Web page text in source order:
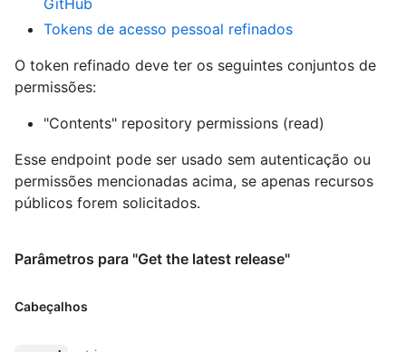
Tokens de acesso pessoal refinados
O token refinado deve ter os seguintes conjuntos de
permissões:
"Contents" repository permissions (read)
Esse endpoint pode ser usado sem autenticação ou
permissões mencionadas acima, se apenas recursos
públicos forem solicitados.
Parâmetros para "Get the latest release"
Cabeçalhos